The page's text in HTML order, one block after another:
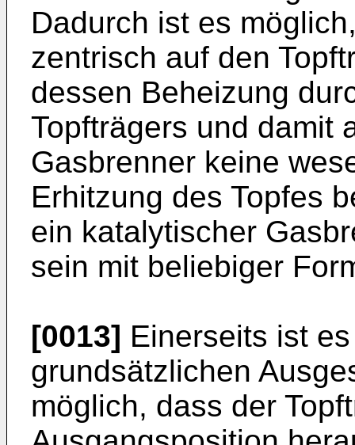
Dadurch ist es
zentrisch auf den
dessen Beheizung
Topfträgers und damit
Gasbrenner keine
Erhitzung des Topfes
ein katalytischer
sein mit beliebiger
[0013] Einerseits ist
grundsätzlichen
möglich, dass der